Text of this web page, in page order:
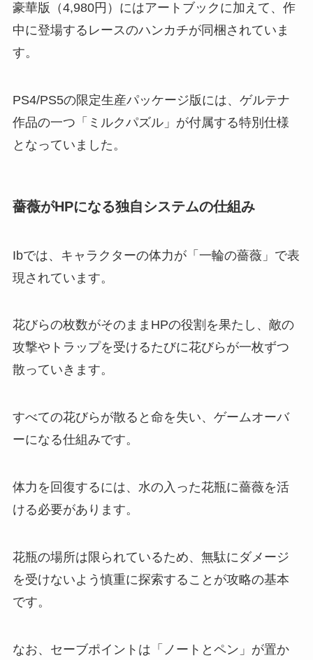
豪華版（4,980円）にはアートブックに加えて、作
中に登場するレースのハンカチが同梱されていま
す。
PS4/PS5の限定生産パッケージ版には、ゲルテナ
作品の一つ「ミルクパズル」が付属する特別仕様
となっていました。
薔薇がHPになる独自システムの仕組み
Ibでは、キャラクターの体力が「一輪の薔薇」で表
現されています。
花びらの枚数がそのままHPの役割を果たし、敵の
攻撃やトラップを受けるたびに花びらが一枚ずつ
散っていきます。
すべての花びらが散ると命を失い、ゲームオーバ
ーになる仕組みです。
体力を回復するには、水の入った花瓶に薔薇を活
ける必要があります。
花瓶の場所は限られているため、無駄にダメージ
を受けないよう慎重に探索することが攻略の基本
です。
なお、セーブポイントは「ノートとペン」が置か